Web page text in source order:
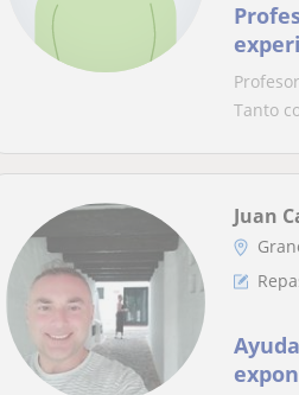
Tanto
Juan